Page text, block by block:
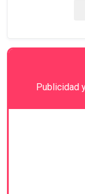
Publicidad